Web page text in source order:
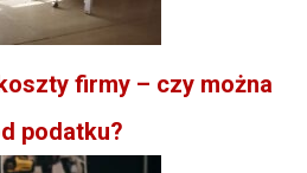
firmy – czy można
podatku?